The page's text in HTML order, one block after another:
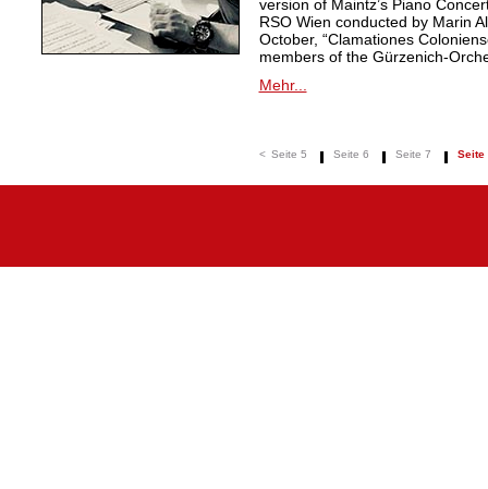
version of Maintz’s Piano
RSO Wien conducted by Marin
October, “Clamationes
members of the Gürzenich-
Mehr...
< Seite 5 Seite 6 Seite 7 Seite